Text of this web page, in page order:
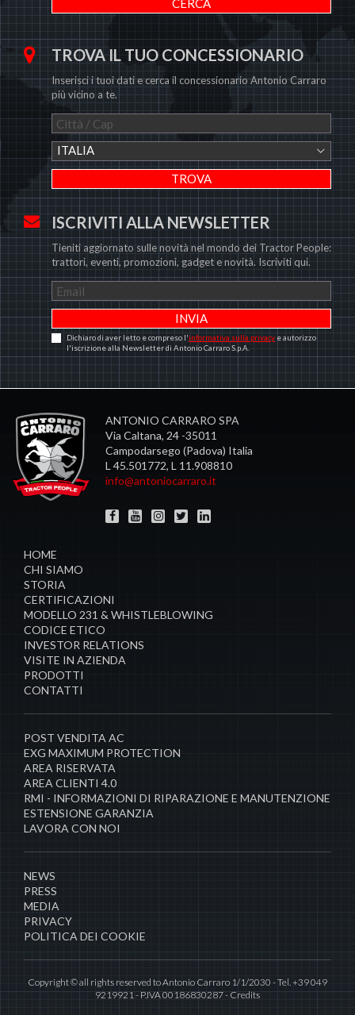
TROVA IL TUO CONCESSIONARIO
Inserisci i tuoi dati e cerca il concessionario Antonio Carraro
più vicino a te.
ITALIA
ISCRIVITI ALLA NEWSLETTER
Tieniti aggiornato sulle novità nel mondo dei Tractor People:
trattori, eventi, promozioni, gadget e novità. Iscriviti qui.
Dichiaro di aver letto e compreso l'informativa sulla privacy e autorizzo
l'iscrizione alla Newsletter di Antonio Carraro S.p.A.
ANTONIO CARRARO SPA
Via Caltana, 24 -35011
Campodarsego (Padova) Italia
L 45.501772, L 11.908810
info@antoniocarraro.it
HOME
CHI SIAMO
STORIA
CERTIFICAZIONI
MODELLO 231 & WHISTLEBLOWING
CODICE ETICO
INVESTOR RELATIONS
VISITE IN AZIENDA
PRODOTTI
CONTATTI
POST VENDITA AC
EXG MAXIMUM PROTECTION
AREA RISERVATA
AREA CLIENTI 4.0
RMI - INFORMAZIONI DI RIPARAZIONE E MANUTENZIONE
ESTENSIONE GARANZIA
LAVORA CON NOI
NEWS
PRESS
MEDIA
PRIVACY
POLITICA DEI COOKIE
Copyright © all rights reserved to Antonio Carraro 1/1/2030 - Tel. +39 049
9219921 - P.IVA 00186830287 -Credits